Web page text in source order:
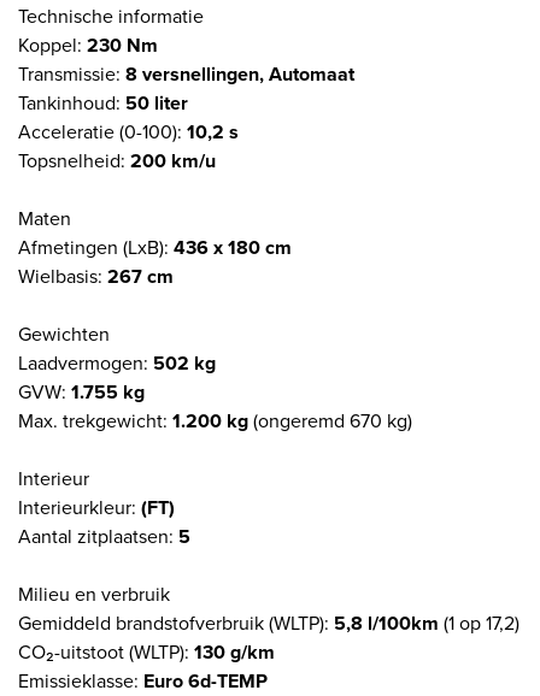
Technische informatie
Koppel: 230 Nm
Transmissie: 8 versnellingen, Automaat
Tankinhoud: 50 liter
Acceleratie (0-100): 10,2 s
Topsnelheid: 200 km/u
Maten
Afmetingen (LxB): 436 x 180 cm
Wielbasis: 267 cm
Gewichten
Laadvermogen: 502 kg
GVW: 1.755 kg
Max. trekgewicht: 1.200 kg(ongeremd 670 kg)
Interieur
Interieurkleur: (FT)
Aantal zitplaatsen: 5
Milieu en verbruik
Gemiddeld brandstofverbruik (WLTP): 5,8 l/100km (1 op 17,2)
CO₂-uitstoot (WLTP): 130 g/km
Emissieklasse: Euro 6d-TEMP